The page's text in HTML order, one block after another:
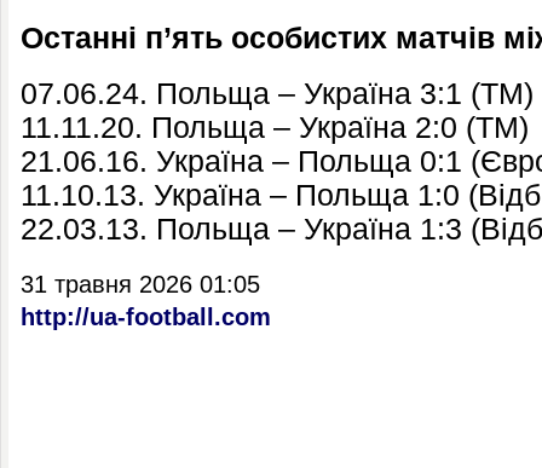
Останні п’ять особистих матчів
07.06.24. Польща – Україна 3:1 (ТМ)
11.11.20. Польща – Україна 2:0 (ТМ)
21.06.16. Україна – Польща 0:1
11.10.13. Україна – Польща 1:0
22.03.13. Польща – Україна 1:3
31 травня 2026 01:05
http://ua-football.com